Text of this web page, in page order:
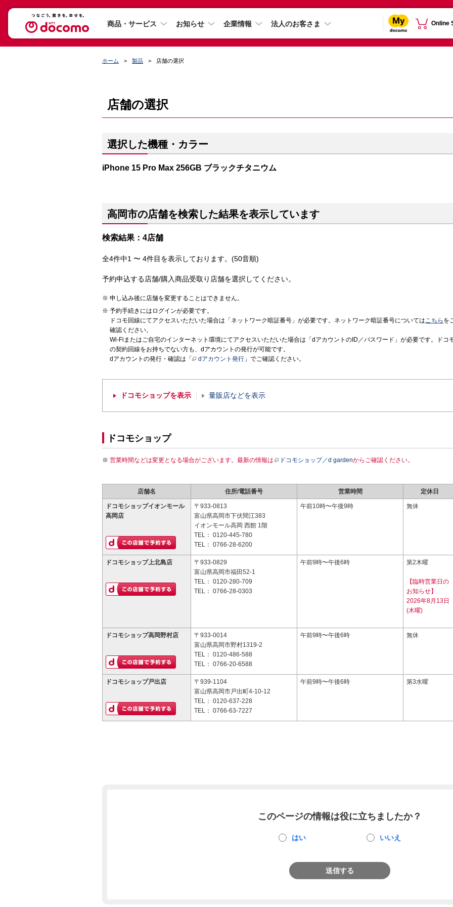
商品・サービス お知らせ 企業情報 法人のお客さま Online
ホーム 製品 店舗の選択
店舗の選択
選択した機種・カラー
iPhone 15 Pro Max 256GB ブラックチタニウム
高岡市の店舗を検索した結果を表示しています
検索結果：4店舗
全4件中1 〜 4件目を表示しております。(50音順)
予約申込する店舗/購入商品受取り店舗を選択してください。
申し込み後に店舗を変更することはできません。
予約手続きにはログインが必要です。
ドコモ回線にてアクセスいただいた場合は「ネットワーク暗証番号」が必要です。ネットワーク暗証番号についてはこちら を
確認ください。
Wi-Fiまたはご自宅のインターネット環境にてアクセスいただいた場合は「dアカウントのID／パスワード」が必要です。ドコ
の契約回線をお持ちでない方も、dアカウントの発行が可能です。
dアカウントの発行・確認は「
dアカウント発行 」でご確認ください。
ドコモショップを表示 量販店などを表示
ドコモショップ
営業時間などは変更となる場合がございます。最新の情報は ドコモショップ／d gardenからご確認ください。
店舗名 住所/電話番号 営業時間 定休日
ドコモショップイオンモール
高岡店
〒933-0813
富山県高岡市下伏間江383
イオンモール高岡 西館 1階
TEL： 0120-445-780
TEL： 0766-28-6200
午前10時〜午後9時 無休
ドコモショップ上北島店
〒933-0829
富山県高岡市福田52-1
TEL： 0120-280-709
TEL： 0766-28-0303
午前9時〜午後6時 第2木曜
【臨時営業日の
お知らせ】
2026年8月13日
(木曜)
ドコモショップ高岡野村店
〒933-0014
富山県高岡市野村1319-2
TEL： 0120-486-588
TEL： 0766-20-6588
午前9時〜午後6時 無休
ドコモショップ戸出店
〒939-1104
富山県高岡市戸出町4-10-12
TEL： 0120-637-228
TEL： 0766-63-7227
午前9時〜午後6時 第3水曜
このページの情報は役に立ちましたか？
はい いいえ
送信する